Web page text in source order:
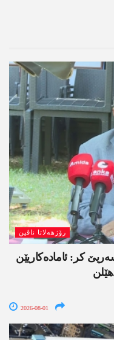
رۆژھەلاتا ناڤین
کر: ئامادەکاریێن
2026-08-01